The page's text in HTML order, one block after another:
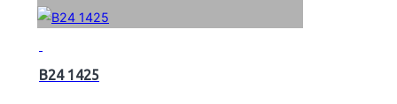
B24 1425